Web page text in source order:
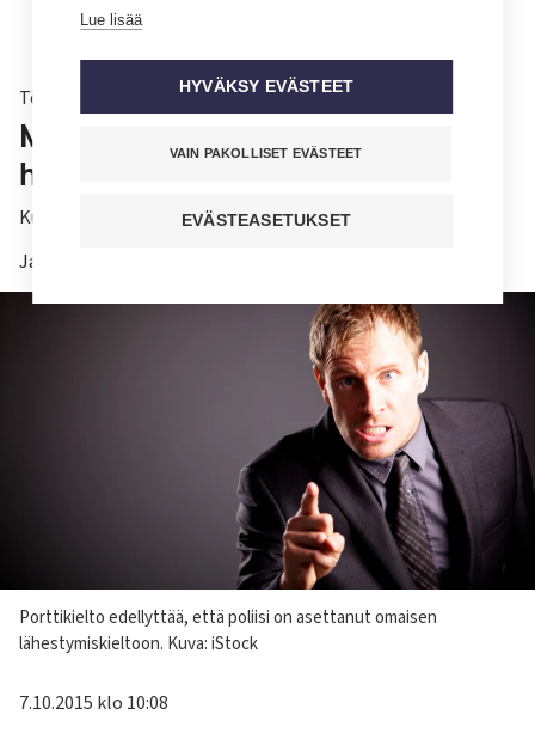
Töissä
Miten voi puuttua omaisten
huonoon käytökseen?
Kuuntele juttu
Jaa sivu
Kuvateksti
Porttikielto edellyttää, että poliisi on asettanut omaisen
lähestymiskieltoon. Kuva: iStock
7.10.2015 klo 10:08
Lue lisää
HYVÄKSY EVÄSTEET
VAIN PAKOLLISET EVÄSTEET
EVÄSTEASETUKSET